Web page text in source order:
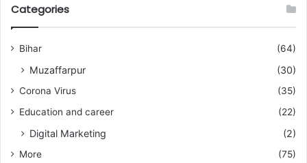
Categories
Bihar (64)
Muzaffarpur (30)
Corona Virus
(35)
Education and career
(22)
Digital Marketing (2)
More (75)